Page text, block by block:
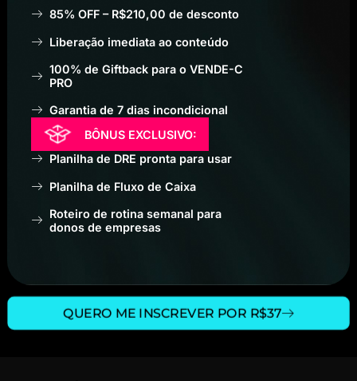
85% OFF – R$210,00 de desconto
Liberação imediata ao conteúdo
100% de Giftback para o VENDE-C
PRO
Garantia de 7 dias incondicional
BÔNUS EXCLUSIVO:
Planilha de DRE pronta para usar
Planilha de Fluxo de Caixa
Roteiro de rotina semanal para
donos de empresas
QUERO ME INSCREVER POR R$37